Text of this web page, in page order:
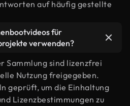
auf häufig gestellte
für
verwenden?
Sammlung sind lizenzfrei
Nutzung freigegeben.
geprüft, um die Einhaltung
Lizenzbestimmungen zu